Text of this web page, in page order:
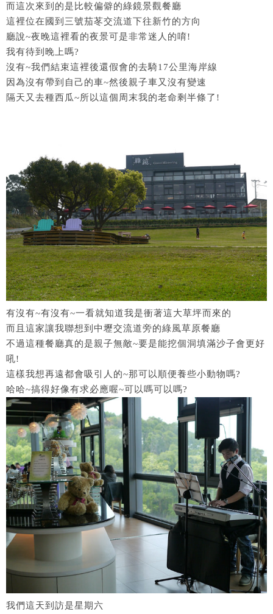
而這次來到的是比較偏僻的綠鏡景觀餐廳
這裡位在國到三號茄苳交流道下往新竹的方向
廳說~夜晚這裡看的夜景可是非常迷人的唷!
我有待到晚上嗎?
沒有~我們結束這裡後還假會的去騎17公里海岸線
因為沒有帶到自己的車~然後親子車又沒有變速
隔天又去種西瓜~所以這個周末我的老命剩半條了!
有沒有~有沒有~一看就知道我是衝著這大草坪而來的
而且這家讓我聯想到中壢交流道旁的綠風草原餐廳
不過這種餐廳真的是親子無敵~要是能挖個洞填滿沙子會更好
吼!
這樣我想再遠都會吸引人的~那可以順便養些小動物嗎?
哈哈~搞得好像有求必應喔~可以嗎可以嗎?
我們這天到訪是星期六